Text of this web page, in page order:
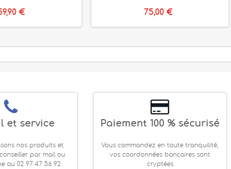
€ 75,00 €
et service
nos produits et
par mail ou
au 02 97 47 56 92
Paiement 100 % sécurisé
Vous commandez en toute tranquilité,
vos coordonnées bancaires sont
cryptées